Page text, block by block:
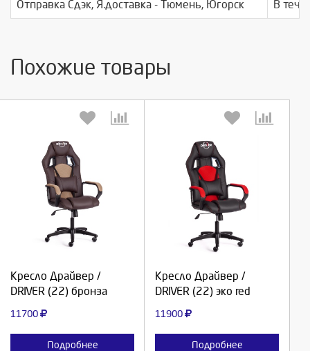
Отправка Сдэк, Я.доставка - Тюмень, Югорск В
Похожие товары
Кресло Драйвер /
DRIVER (22) бронза
11700
Подробнее
Выберите количество:
Отмена
Кресло Драйвер /
DRIVER (22) эко red
11900
Подробнее
Выберите количество:
Отмена